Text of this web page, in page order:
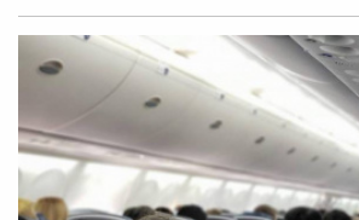
騎馬戲的趙寅成，活動上自嘲之後演戲
（圖／采昌提供）
利率，展現與市場共好的經營理念。謝
半年每股稅後純益（EPS）達49.3元，
110元上下、約正負5元區間。他認為，
未來展望清晰，本益比也相對容易估
未必是危機，「這次的回檔，同樣也是
商賣超111.51億元，投信則買超57.08
臉書整理本週市場六大焦點，首先是7
開市場委員會（FOMC）利率決議與聯
場普遍預期政策利率將連續第四次維
間，市場將聚焦縮表（QT）進度及未
次沒有公布點陣圖，主席談話內容更受
與Meta也將於盤後公布財報，市場將